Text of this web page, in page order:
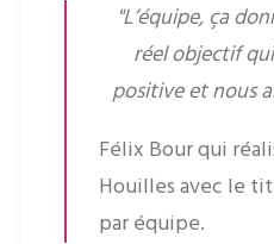
"L’équipe, ça
réel objectif
positive et nous
Félix Bour qui
Houilles avec le
par équipe.